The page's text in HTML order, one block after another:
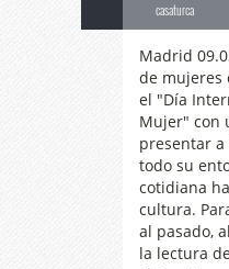
casaturca
Madrid
de mujeres
el "Día
Mujer" con
presentar
todo su
cotidiana
cultura.
al pasado,
la lectura